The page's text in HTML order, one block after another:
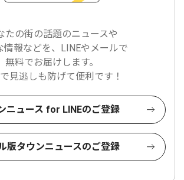
たの街の話題のニュースや
情報などを、LINEやメールで
無料でお届けします。
見逃しも防げて便利です！
ニュース for LINEのご登録
版タウンニュースのご登録